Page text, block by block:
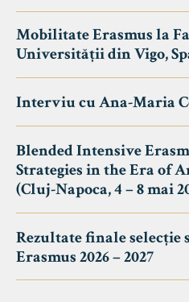
Mobilitate Erasmus la
Universității din Vigo,
Interviu cu Ana-Maria
Blended Intensive
Strategies in the Era of
(Cluj-Napoca, 4 – 8 mai
Rezultate finale
Erasmus 2026 – 2027